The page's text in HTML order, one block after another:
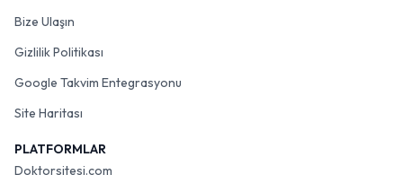
Bize Ulaşın
Gizlilik Politikası
Google Takvim Entegrasyonu
Site Haritası
PLATFORMLAR
Doktorsitesi.com